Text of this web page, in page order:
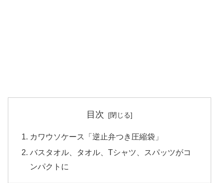
目次
カワウソケース「逆止弁つき圧縮袋」
バスタオル、タオル、Tシャツ、スパッツがコ
ンパクトに